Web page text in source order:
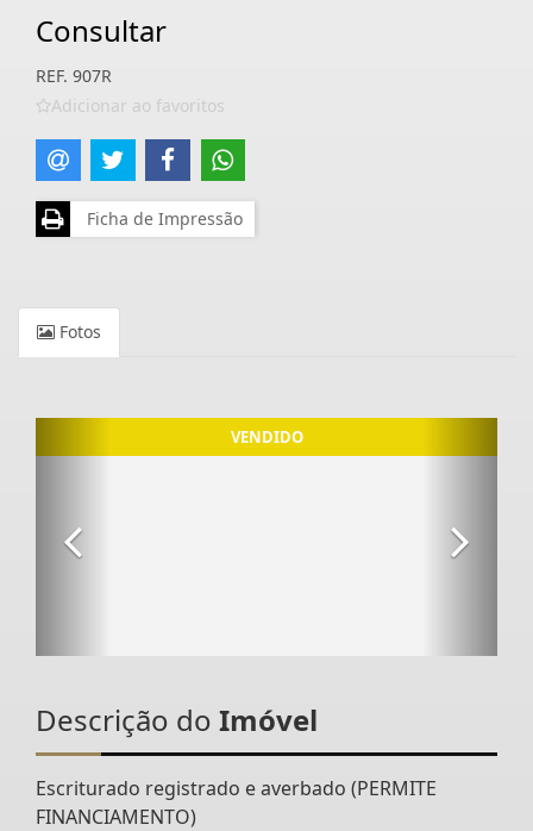
Consultar
REF. 907R
Adicionar ao favoritos
Ficha de Impressão
Fotos
Descrição do Imóvel
Escriturado registrado e averbado (PERMITE
FINANCIAMENTO)